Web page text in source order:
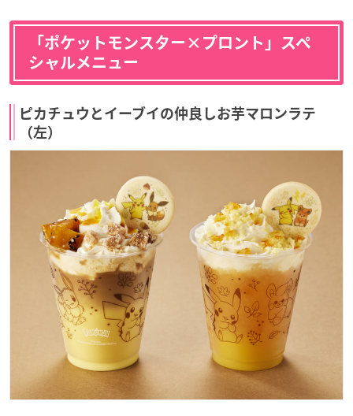
「ポケットモンスター×プロント」スペ
シャルメニュー
ピカチュウとイーブイの仲良しお芋マロンラテ
（左）